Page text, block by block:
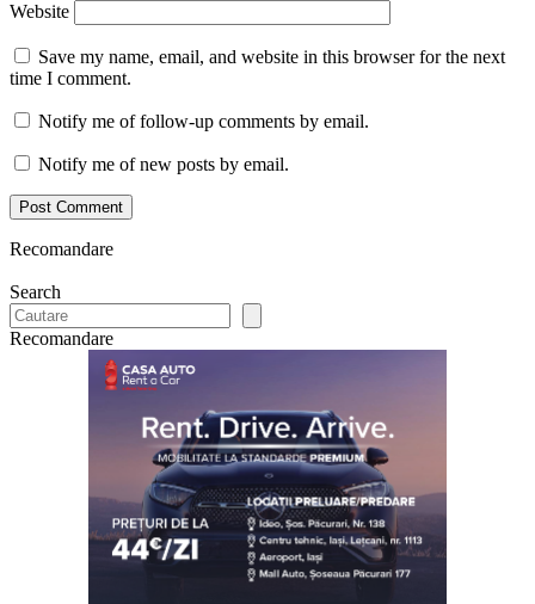
Website
Save my name, email, and website in this browser for the next
time I comment.
Notify me of follow-up comments by email.
Notify me of new posts by email.
Recomandare
Search
Recomandare